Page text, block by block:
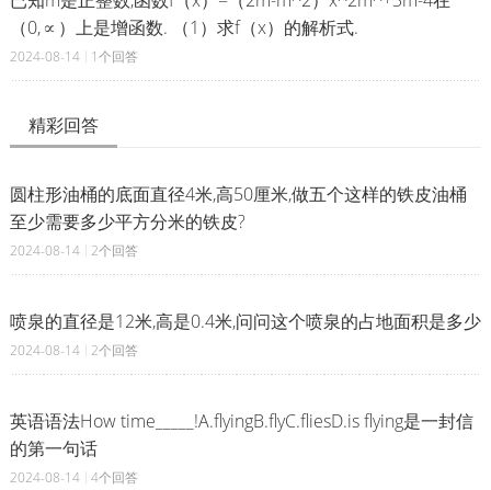
（0,∝）上是增函数. （1）求f（x）的解析式.
2024-08-14 1个回答
精彩回答
圆柱形油桶的底面直径4米,高50厘米,做五个这样的铁皮油桶
至少需要多少平方分米的铁皮?
2024-08-14 2个回答
喷泉的直径是12米,高是0.4米,问问这个喷泉的占地面积是多少
2024-08-14 2个回答
英语语法How time_____!A.flyingB.flyC.fliesD.is flying是一封信
的第一句话
2024-08-14 4个回答